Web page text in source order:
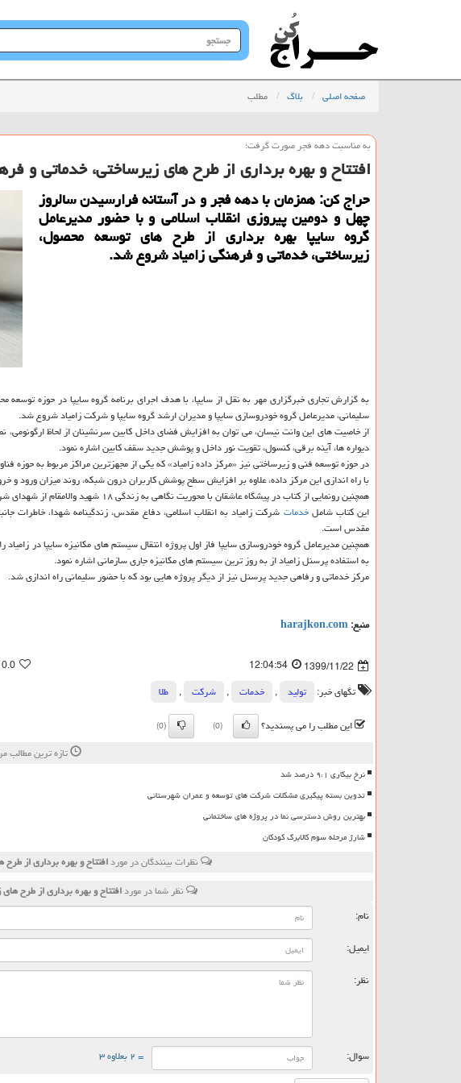
جستجو
در
صفحه اصلی بلاگ مطلب
به مناسبت دهه فجر صورت گرفت؛
افتتاح و بهره برداری از طرح های زیرساختی، خدماتی و
حراج کن: همزمان با دهه فجر و در آستانه فرارسیدن سالروز
چهل و دومین پیروزی انقلاب اسلامی و با حضور مدیرعامل
گروه سایپا بهره برداری از طرح های توسعه محصول،
زیرساختی، خدماتی و فرهنگی زامیاد شروع شد.
به گزارش تجاری خبرگزاری مهر به نقل از سایپا، با هدف اجرای برنامه گروه سایپا در حوزه
سلیمانی، مدیرعامل گروه خودروسازی سایپا و مدیران ارشد گروه سایپا و شرکت زامیاد شروع شد.
از خاصیت های این وانت نیسان، می توان به افزایش فضای داخل کابین سرنشینان از لحاظ
دیواره ها، آینه برقی، کنسول، تقویت نور داخل و پوشش جدید سقف کابین اشاره نمود.
در حوزه توسعه فنی و زیرساختی نیز «مرکز داده زامیاد» که یکی از مجهزترین مراکز مربوط به حوزه
با راه اندازی این مرکز داده، علاوه بر افزایش سطح پوشش کاربران درون شبکه، روند میزان ورود و
همچنین رونمایی از کتاب در پیشگاه عاشقان با محوریت نگاهی به زندگی ۱۸ شهید والامقام از شهدای شرکت زامیاد از دیگر برنامه هایی بود که با حضور خانواده این شهدای عزیز اجرا شد.
این کتاب شاملخدمات شرکت زامیاد به انقلاب اسلامی، دفاع مقدس، زندگینامه شهدا، خاطرات
مقدس است.
همچنین مدیرعامل گروه خودروسازی سایپا فاز اول پروژه انتقال سیستم های مکانیزه سایپا در
به استفاده پرسنل زامیاد از به روز ترین سیستم های مکانیزه جاری سازمانی اشاره نمود.
مرکز خدماتی و رفاهی جدید پرسنل نیز از دیگر پروژه هایی بود که با حضور سلیمانی راه اندازی شد.
منبع:harajkon.com
1399/11/22
12:04:54
0.0
تگهای خبر:
تولید , خدمات , شركت ,
طلا
این مطلب را می پسندید؟
(0)
(0)
تازه ترین مطالب
نرخ بیکاری ۹،۱ درصد شد
تدوین بسته پیگیری مشکلات شرکت های توسعه و عمران شهرستانی
بهترین روش دسترسی نما در پروژه های ساختمانی
شارژ مرحله سوم کالابرگ کودکان
نظرات بینندگان در موردافتتاح و بهره برداری از
نظر شما در موردافتتاح و بهره برداری از طرح
نام:
ایمیل:
نظر:
سوال: = ۲ بعلاوه ۳